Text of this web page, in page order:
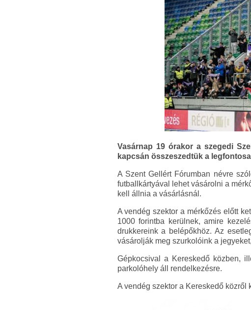
Vasárnap 19 órakor a szegedi
kapcsán összeszedtük a
A Szent Gellért Fórumban névre
futballkártyával lehet vásárolni a
kell állnia a vásárlásnál.
A vendég szektor a mérkőzés előtt
1000 forintba kerülnek, amire
drukkereink a belépőkhöz. Az
vásárolják meg szurkolóink a
Gépkocsival a Kereskedő közben,
parkolóhely áll rendelkezésre.
A vendég szektor a Kereskedő közről